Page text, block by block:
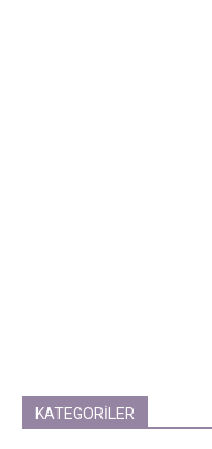
KATEGORİLER